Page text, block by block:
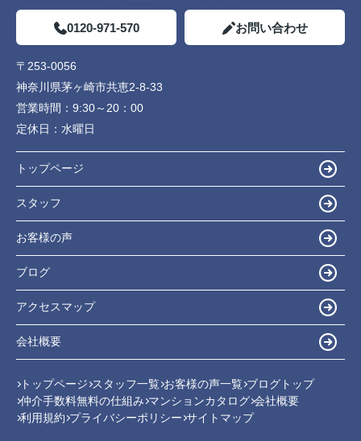
0120-971-570 お問い合わせ
〒253-0056
神奈川県茅ヶ崎市共恵2-8-33
営業時間： 9:30～20：00
定休日： 水曜日
トップページ
スタッフ
お客様の声
ブログ
アクセスマップ
会社概要
トップページ スタッフ一覧 お客様の声一覧 ブログトップ
仲介手数料無料の仕組み マンションカタログ 会社概要
利用規約 プライバシーポリシー サイトマップ